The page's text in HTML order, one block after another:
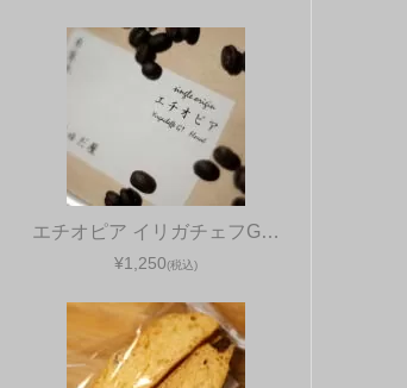
エチオピア イリガチェフG…
¥1,250(税込)